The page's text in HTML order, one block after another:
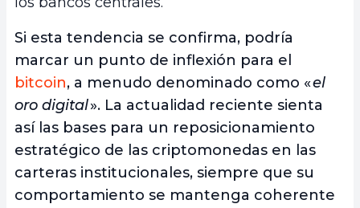
Si esta tendencia se confirma, podría
marcar un punto de inflexión para el
bitcoin, a menudo denominado como «el
oro digital». La actualidad reciente sienta
así las bases para un reposicionamiento
estratégico de las criptomonedas en las
carteras institucionales, siempre que su
comportamiento se mantenga coherente